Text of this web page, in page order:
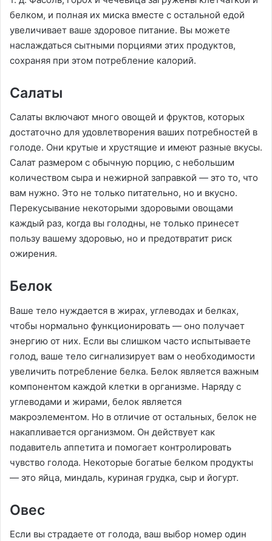
белком, и полная их миска вместе с остальной едой
увеличивает ваше здоровое питание. Вы можете
наслаждаться сытными порциями этих продуктов,
сохраняя при этом потребление калорий.
Салаты
Салаты включают много овощей и фруктов, которых
достаточно для удовлетворения ваших потребностей в
голоде. Они крутые и хрустящие и имеют разные вкусы.
Салат размером с обычную порцию, с небольшим
количеством сыра и нежирной заправкой — это то, что
вам нужно. Это не только питательно, но и вкусно.
Перекусывание некоторыми здоровыми овощами
каждый раз, когда вы голодны, не только принесет
пользу вашему здоровью, но и предотвратит риск
ожирения.
Белок
Ваше тело нуждается в жирах, углеводах и белках,
чтобы нормально функционировать — оно получает
энергию от них. Если вы слишком часто испытываете
голод, ваше тело сигнализирует вам о необходимости
увеличить потребление белка. Белок является важным
компонентом каждой клетки в организме. Наряду с
углеводами и жирами, белок является
макроэлементом. Но в отличие от остальных, белок не
накапливается организмом. Он действует как
подавитель аппетита и помогает контролировать
чувство голода. Некоторые богатые белком продукты
— это яйца, миндаль, куриная грудка, сыр и йогурт.
Овес
Если вы страдаете от голода, ваш выбор номер один